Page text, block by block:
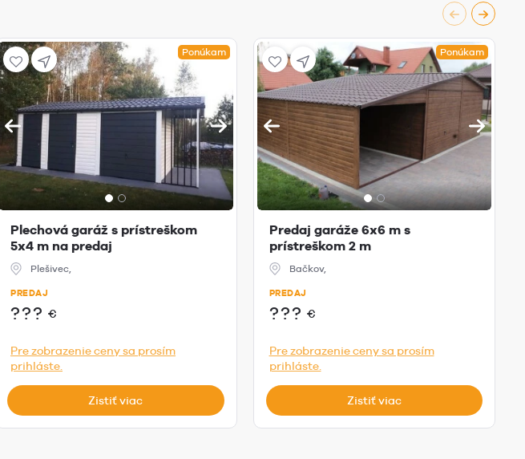
Ponúkam
Plechová garáž s prístreškom
5x4 m na predaj
Plešivec,
PREDAJ
??? €
Pre zobrazenie ceny sa prosím
prihláste.
Zistiť viac
Ponúkam
Predaj garáže 6x6 m s
prístreškom 2 m
Bačkov,
PREDAJ
??? €
Pre zobrazenie ceny sa prosím
prihláste.
Zistiť viac